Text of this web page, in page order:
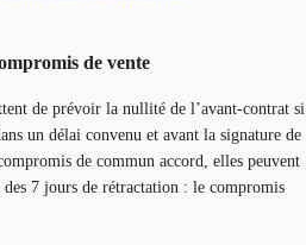
de vente
de prévoir la nullité de l’avant-contrat si
un délai convenu et avant la signature de
de commun accord, elles peuvent
des 7 jours de rétractation : le compromis